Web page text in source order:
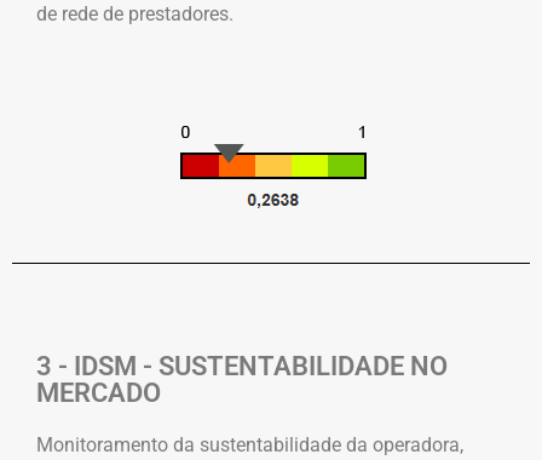
de rede de prestadores.
3 - IDSM - SUSTENTABILIDADE NO
MERCADO
Monitoramento da sustentabilidade da operadora,